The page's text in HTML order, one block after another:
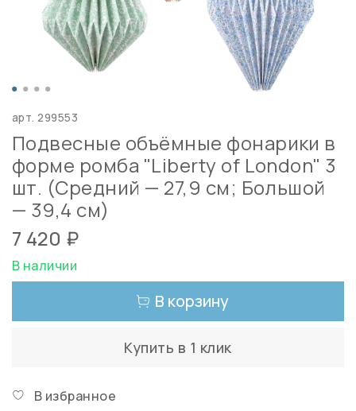
арт.299553
Подвесные объёмные фонарики в
форме ромба "Liberty of London" 3
шт. (Средний — 27,9 см; Большой
— 39,4 см)
7 420 ₽
В наличии
В корзину
Купить в 1 клик
В избранное